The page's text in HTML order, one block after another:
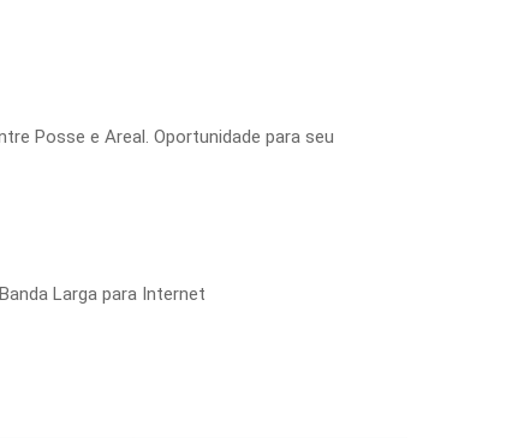
Posse e Areal. Oportunidade para seu
Larga para Internet